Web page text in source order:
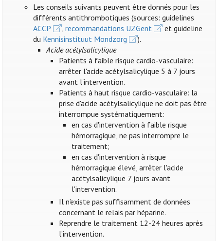
Les conseils suivants peuvent être donnés pour les
différents antithrombotiques (sources: guidelines
ACCP
,recommandations UZGent
et guideline
du Kennisinstituut Mondzorg
).
Acide acétylsalicylique
Patients à faible risque cardio-vasculaire:
arrêter l'acide acétylsalicylique 5 à 7 jours
avant l'intervention.
Patients à haut risque cardio-vasculaire: la
prise d'acide acétylsalicylique ne doit pas être
interrompue systématiquement:
en cas d'intervention à faible risque
hémorragique, ne pas interrompre le
traitement;
en cas d'intervention à risque
hémorragique élevé, arrêter l'acide
acétylsalicylique 7 jours avant
l'intervention.
Il n’existe pas suffisamment de données
concernant le relais par héparine.
Reprendre le traitement 12-24 heures après
l’intervention.